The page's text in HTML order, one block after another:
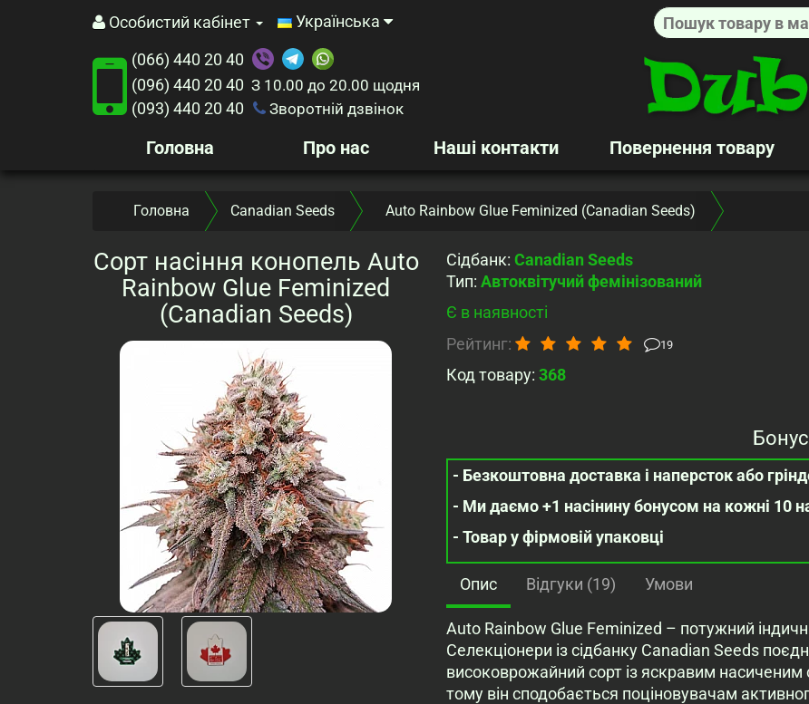
Особистий кабінет Українська
(066) 440 20 40
(096) 440 20 40 З 10.00 до 20.00 щодня
(093) 440 20 40 Зворотній дзвінок
Головна Про нас Наші контакти Повернення товару
Головна Canadian Seeds Auto Rainbow Glue Feminized (Canadian Seeds)
Сорт насіння конопель Auto
Rainbow Glue Feminized
(Canadian Seeds)
Сідбанк: Canadian Seeds
Тип: Автоквітучий фемінізований
Є в наявності
Рейтинг:
19
Код товару: 368
- Безкоштовна доставка і наперсток або
- Ми даємо +1 насінину бонусом на кожні 10
- Товар у фірмовій упаковці
Опис Відгуки (19) Умови
Auto Rainbow Glue Feminized – потужний
Селекціонери із сідбанку Canadian Seeds
високоврожайний сорт із яскравим
тому він сподобається поціновувачам